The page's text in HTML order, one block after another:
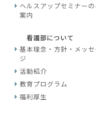
ヘルスアップセミナー
案内
看護部について
基本理念・方針・メッセ
ジ
活動紹介
教育プログラム
福利厚生